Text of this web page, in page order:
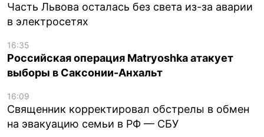
Часть Львова осталась без света из-за аварии
в электросетях
16:35
Российская операция Matryoshka атакует
выборы в Саксонии-Анхальт
16:09
Священник корректировал обстрелы в обмен
на эвакуацию семьи в РФ — СБУ